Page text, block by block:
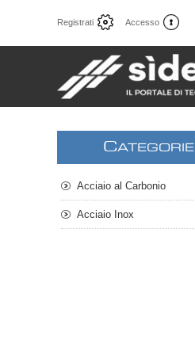
Registrati Accesso
CATEGORIE
Acciaio al Carbonio
Acciaio Inox